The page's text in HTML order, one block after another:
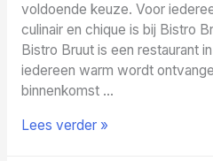
voldoende keuze. Voor
culinair en chique is bij Bistro
Bistro Bruut is een restaurant
iedereen warm wordt
binnenkomst …
Geniet
Lees verder »